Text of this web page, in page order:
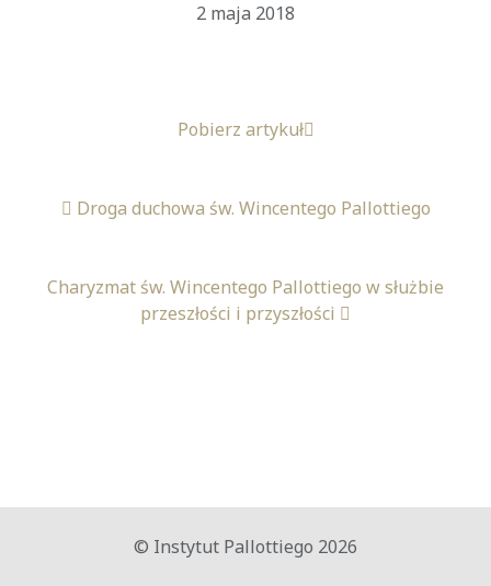
2 maja 2018
Pobierz artykuł
Droga duchowa św. Wincentego Pallottiego
Charyzmat św. Wincentego Pallottiego w służbie
przeszłości i przyszłości
© Instytut Pallottiego 2026